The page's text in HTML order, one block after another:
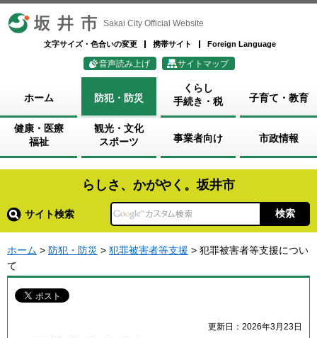
坂井市 Sakai City Official Website
文字サイズ・色合いの変更 携帯サイト Foreign Language
音声読み上げ サイトマップ
ホーム 防犯・防災
くらし
手続き・税
子育て・教育
健康・医療
福祉
観光・文化
スポーツ
事業者向け 市政情報
らしさ、かがやく。坂井市
サイト検索
ホーム > 防犯・防災 > 犯罪被害者等支援 > 犯罪被害者等支援につい
て
更新日：2026年3月23日